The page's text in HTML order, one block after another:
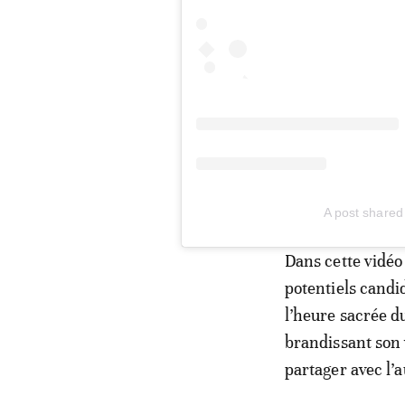
A post
Dans cette
potentiels
l’heure sacrée
brandissant
partager avec